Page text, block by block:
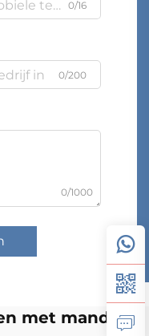
0/16
0/200
0/1000
met manden